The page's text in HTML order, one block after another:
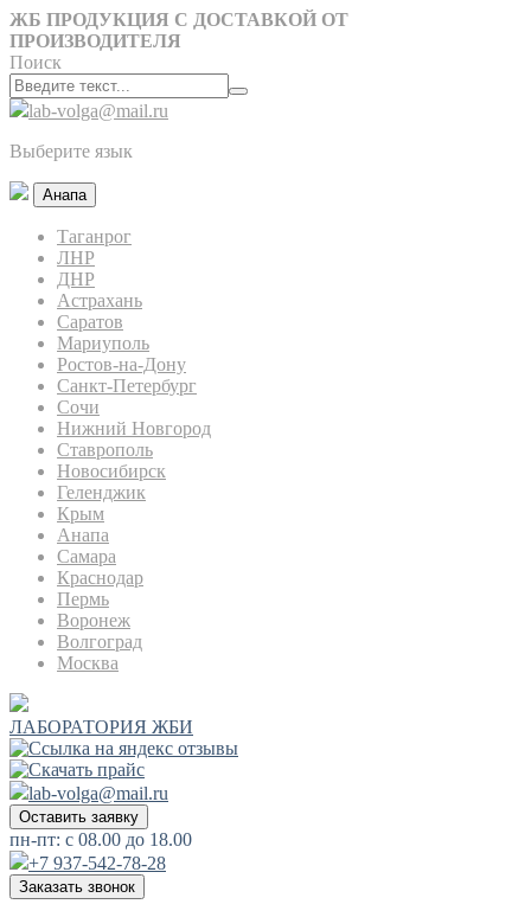
ЖБ ПРОДУКЦИЯ С ДОСТАВКОЙ ОТ
ПРОИЗВОДИТЕЛЯ
Поиск
lab-volga@mail.ru
Выберите язык
Анапа
Таганрог
ЛНР
ДНР
Астрахань
Саратов
Мариуполь
Ростов-на-Дону
Санкт-Петербург
Сочи
Нижний Новгород
Ставрополь
Новосибирск
Геленджик
Крым
Анапа
Самара
Краснодар
Пермь
Воронеж
Волгоград
Москва
ЛАБОРАТОРИЯ ЖБИ
lab-volga@mail.ru
Оставить заявку
пн-пт: с 08.00 до 18.00
+7 937-542-78-28
Заказать звонок